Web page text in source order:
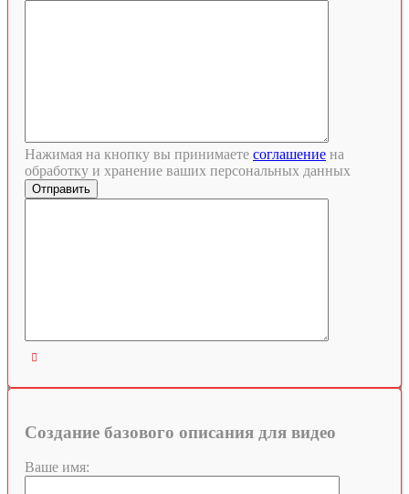
Нажимая на кнопку вы принимаете соглашение на
обработку и хранение ваших персональных данных

Создание базового описания для видео
Ваше имя: